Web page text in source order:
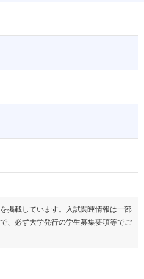
掲載しています。入試関連情報は一部
、必ず大学発行の学生募集要項等でご